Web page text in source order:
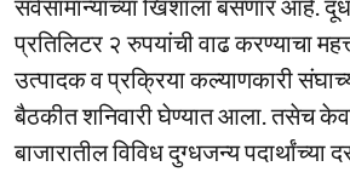
सर्वसामान्यांच्या खिशाला बसणार आहे.
प्रतिलिटर २ रुपयांची वाढ करण्याचा
उत्पादक व प्रक्रिया कल्याणकारी
बैठकीत शनिवारी घेण्यात आला. तसेच
बाजारातील विविध दुग्धजन्य पदार्थांच्या